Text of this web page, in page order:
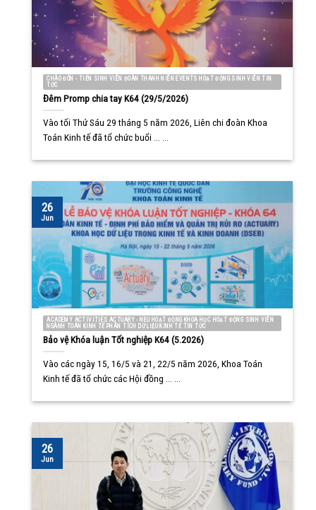
CHÀO ĐÓN - TIỄN SINH VIÊN ĐOÀN THANH NIÊN EVENTS HOẠT ĐỘNG SINH VIÊN TIN
TỨC
Đêm Promp chia tay K64 (29/5/2026)
Vào tối Thứ Sáu 29 tháng 5 năm 2026, Liên chi đoàn Khoa
Toán Kinh tế đã tổ chức buổi ... ...
ACADEMY ACTIVITIES ACTUARY - NEU HOẠT ĐỘNG KHOA HỌC HOẠT ĐỘNG SINH VIÊN
NGÀNH TOÁN KINH TẾ PHÂN TÍCH DỮ LIỆU KINH TẾ TIN TỨC
Bảo vệ Khóa luận Tốt nghiệp K64 (5.2026)
Vào các ngày 15, 16/5 và 21, 22/5 năm 2026, Khoa Toán
Kinh tế đã tổ chức các Hội đồng ... ...
26
Jun
26
Jun